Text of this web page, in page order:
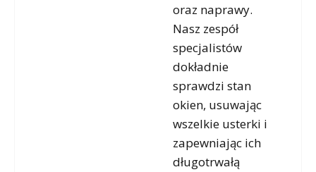
oraz naprawy.
Nasz zespół
specjalistów
dokładnie
sprawdzi stan
okien, usuwając
wszelkie usterki i
zapewniając ich
długotrwałą